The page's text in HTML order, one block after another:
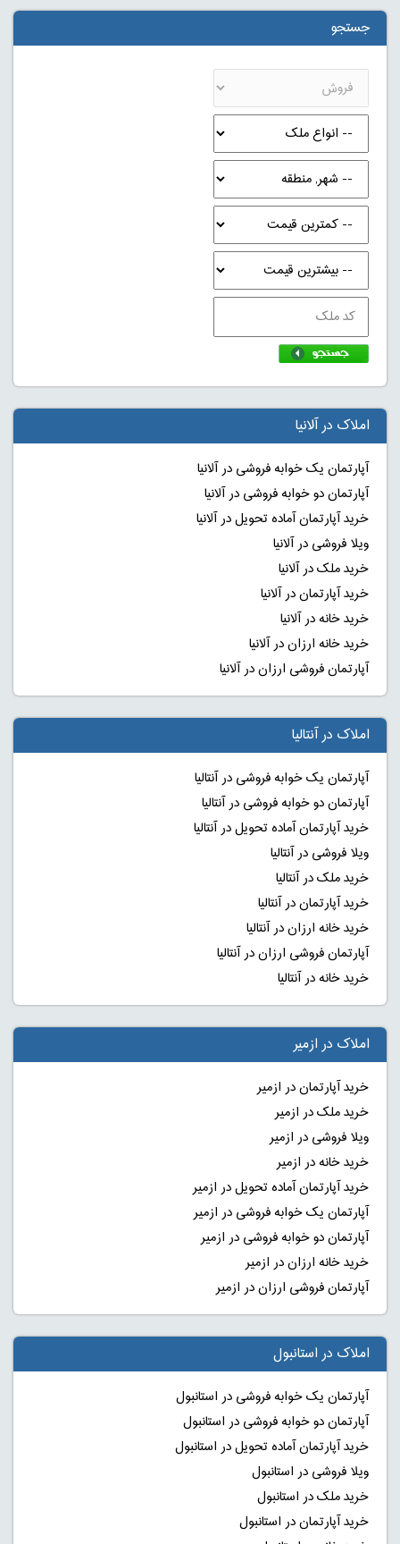
جستجو
املاک در آلانیا
آپارتمان یک خوابه فروشی در آلانیا
آپارتمان دو خوابه فروشی در آلانیا
خرید آپارتمان آماده تحویل در آلانیا
ویلا فروشی در آلانیا
خرید ملک در آلانیا
خرید آپارتمان در آلانیا
خرید خانه در آلانیا
خرید خانه ارزان در آلانیا
آپارتمان فروشی ارزان در آلانیا
املاک در آنتالیا
آپارتمان یک خوابه فروشی در آنتالیا
آپارتمان دو خوابه فروشی در آنتالیا
خرید آپارتمان آماده تحویل در آنتالیا
ویلا فروشی در آنتالیا
خرید ملک در آنتالیا
خرید آپارتمان در آنتالیا
خرید خانه ارزان در آنتالیا
آپارتمان فروشی ارزان در آنتالیا
خرید خانه در آنتالیا
املاک در ازمیر
خرید آپارتمان در ازمیر
خرید ملک در ازمیر
ویلا فروشی در ازمیر
خرید خانه در ازمیر
خرید آپارتمان آماده تحویل در ازمیر
آپارتمان یک خوابه فروشی در ازمیر
آپارتمان دو خوابه فروشی در ازمیر
خرید خانه ارزان در ازمیر
آپارتمان فروشی ارزان در ازمیر
املاک در استانبول
آپارتمان یک خوابه فروشی در استانبول
آپارتمان دو خوابه فروشی در استانبول
خرید آپارتمان آماده تحویل در استانبول
ویلا فروشی در استانبول
خرید ملک در استانبول
خرید آپارتمان در استانبول